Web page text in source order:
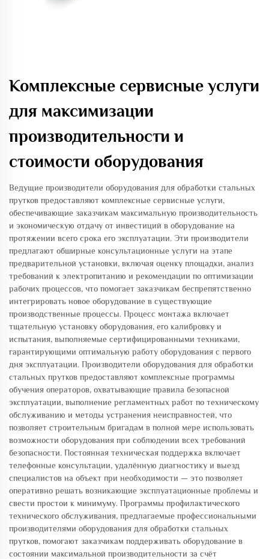
Комплексные сервисные услуги
для максимизации
производительности и
стоимости оборудования
Ведущие производители оборудования для обработки стальных
прутков предоставляют комплексные сервисные услуги,
обеспечивающие заказчикам максимальную производительность
и экономическую отдачу от инвестиций в оборудование на
протяжении всего срока его эксплуатации. Эти производители
предлагают обширные консультационные услуги на этапе
предварительной установки, включая оценку площадки, анализ
требований к электропитанию и рекомендации по оптимизации
рабочих процессов, что помогает заказчикам беспрепятственно
интегрировать новое оборудование в существующие
производственные процессы. Процесс монтажа включает
тщательную установку оборудования, его калибровку и
испытания, выполняемые сертифицированными техниками,
гарантирующими оптимальную работу оборудования с первого
дня эксплуатации. Производители оборудования для обработки
стальных прутков предоставляют комплексные программы
обучения операторов, охватывающие правила безопасной
эксплуатации, выполнение регламентных работ по техническому
обслуживанию и методы устранения неисправностей, что
позволяет строительным бригадам в полной мере использовать
возможности оборудования при соблюдении всех требований
безопасности. Постоянная техническая поддержка включает
телефонные консультации, удалённую диагностику и выезд
специалистов на объект при необходимости — это позволяет
оперативно решать возникающие эксплуатационные проблемы и
свести простои к минимуму. Программы профилактического
технического обслуживания, предлагаемые профессиональными
производителями оборудования для обработки стальных
прутков, помогают заказчикам поддерживать оборудование в
состоянии максимальной производительности за счёт